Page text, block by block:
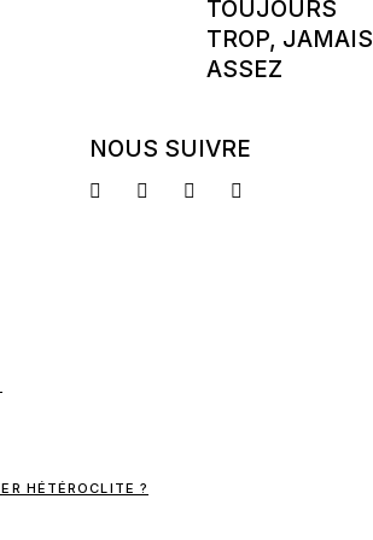
TOUJOURS
TROP, JAMAIS
ASSEZ
NOUS SUIVRE
HÉTÉROCLITE ?